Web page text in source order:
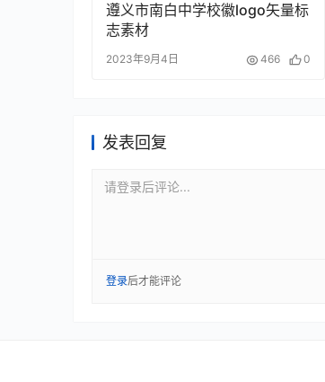
遵义市南白中学校徽logo矢量标
志素材
2023年9月4日 466 0
发表回复
请登录后评论...
登录后才能评论